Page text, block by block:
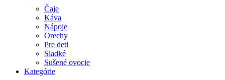
Čaje
Káva
Nápoje
Orechy
Pre deti
Sladké
Sušené ovocie
Kategórie